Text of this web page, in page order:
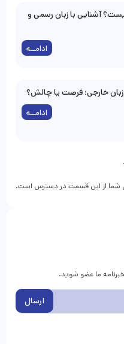
شما از این قسمت در دسترس است.
آشنایی با زبان رسمی و
ادامــه
خارجی؛ فرصت یا چالش؟
ادامــه
ما عضو شوید.
ارسال